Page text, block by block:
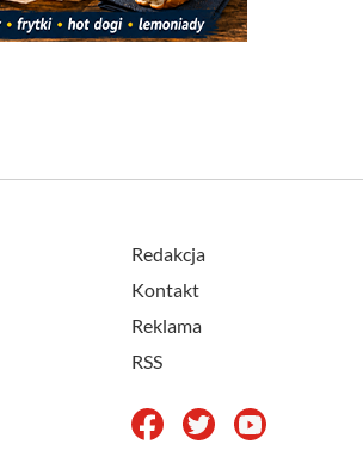
Redakcja
Kontakt
Reklama
RSS